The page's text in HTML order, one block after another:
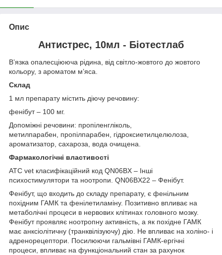
Опис
Антистрес, 10мл - Біотестлаб
В’язка опалесціююча рідина, від світло-жовтого до жовтого
кольору, з ароматом м’яса.
Склад
1 мл препарату містить діючу речовину:
фенібут – 100 мг.
Допоміжні речовини: пропіленгліколь,
метилпарабен, пропілпарабен, гідроксиетилцелюлоза,
ароматизатор, сахароза, вода очищена.
Фармакологічні властивості
АТС vet класифікаційний код QN06BX – Інші
психостимулятори та ноотропи. QN06BX22 – Фенібут.
Фенібут, що входить до складу препарату, є фенільним
похідним ГАМК та фенілетиламіну. Позитивно впливає на
метаболічні процеси в нервових клітинах головного мозку.
Фенібут проявляє ноотропну активність, а як похідне ГАМК
має анксіолітичну (транквілізуючу) дію. Не впливає на холіно- і
адренорецептори. Посилюючи гальмівні ГАМК-ергічні
процеси, впливає на функціональний стан за рахунок